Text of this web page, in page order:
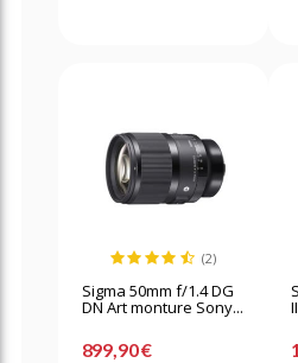
(2)
Sigma 50mm f/1.4 DG
DN Art monture Sony...
899,90 €